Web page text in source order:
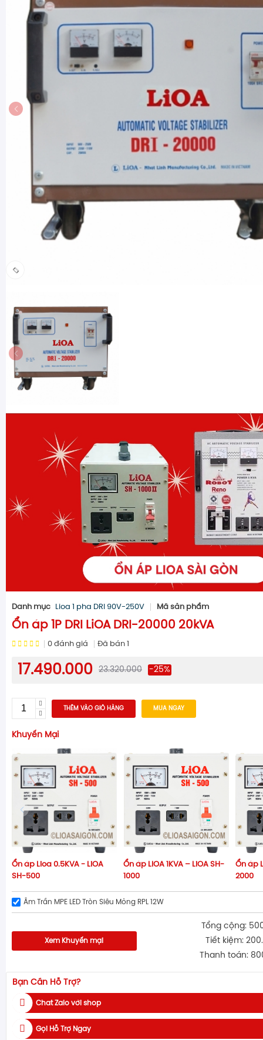
Danh mục Lioa 1 pha DRI 90V-250V Mã sản phẩm
Ổn áp 1P DRI LiOA DRI-20000 20kVA
0 đánh giá Đã bán 1
17.490.000 23.320.000 -25%
THÊM VÀO GIỎ HÀNG MUA NGAY
Khuyến Mại
Ổn áp Lioa 0.5KVA - LiOA
SH-500
Ổn áp LIOA 1KVA – LiOA SH-
1000
Ổn áp
2000
Âm Trần MPE LED Tròn Siêu Mỏng RPL 12W
Xem Khuyến mại
Tổng cộng:
Tiết kiệm:
Thanh toán:
Bạn Cần Hỗ Trợ?
Chat Zalo với shop
Gọi Hỗ Trợ Ngay